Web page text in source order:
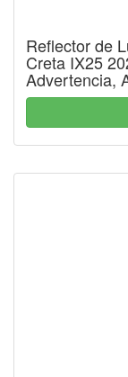
Reflector de
Creta IX25
Advertencia,